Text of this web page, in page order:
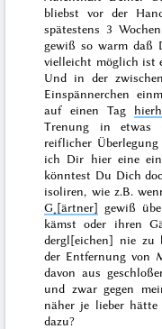
bliebst vor der
spätestens 3
gewiß so warm daß
vielleicht möglich ist
Und in der
Einspännerchen
auf einen Tag
Trenung in etwas
reiflicher
ich Dir hier eine
könntest Du Dich
isoliren, wie z.B.
G˖[ärtner] gewiß
kämst oder ihren
dergl[eichen] nie zu
der Entfernung von
davon aus
und zwar gegen
näher je lieber
dazu?